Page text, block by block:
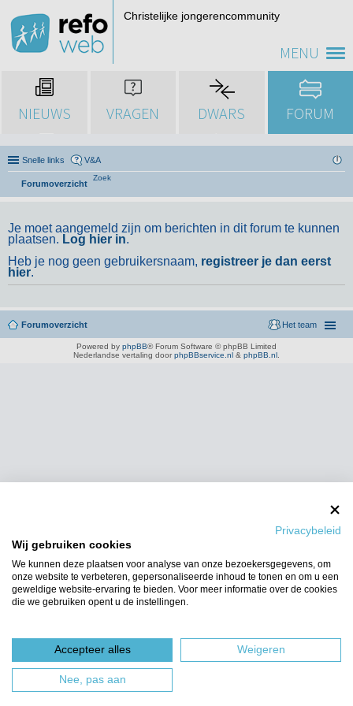
MENU
Christelijke jongerencommunity
NIEUWS VRAGEN DWARS FORUM
Snelle links V&A
Forumoverzicht
Zoek
Je moet aangemeld zijn om berichten in dit forum te kunnen
plaatsen. Log hier in.
Heb je nog geen gebruikersnaam, registreer je dan eerst
hier.
Forumoverzicht Het team
Powered by phpBB® Forum Software © phpBB Limited
Nederlandse vertaling door phpBBservice.nl & phpBB.nl
Privacybeleid
Wij gebruiken cookies
We kunnen deze plaatsen voor analyse van onze bezoekersgegevens, om
onze website te verbeteren, gepersonaliseerde inhoud te tonen en om u een
geweldige website-ervaring te bieden. Voor meer informatie over de cookies
die we gebruiken opent u de instellingen.
Accepteer alles Weigeren
Nee, pas aan